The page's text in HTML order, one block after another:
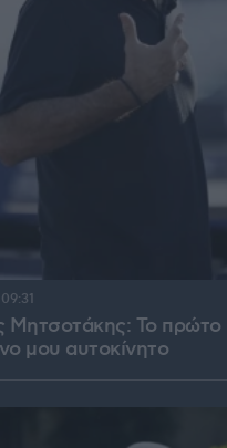
Μητσοτάκης: Το πρώτο
μου αυτοκίνητο